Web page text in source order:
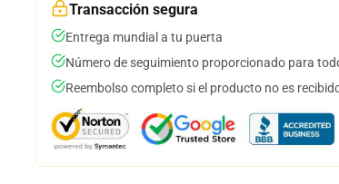
Transacción segura
Entrega mundial a tu puerta
Número de seguimiento proporcionado para
Reembolso completo si el producto no es